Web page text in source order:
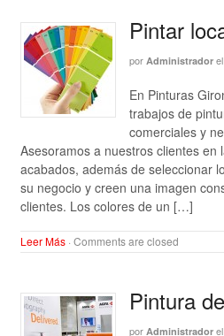
Pintar
por Administrador el
En Pinturas
trabajos de
comerciales y
Asesoramos a nuestros clientes en
acabados, además de seleccionar
su negocio y creen una imagen
clientes. Los colores de un […]
Leer Más· Comments are closed
Pintura
por Administrador el